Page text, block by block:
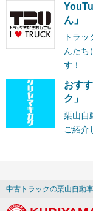
ん」
トラ
んたち
す！
おす
ク」
栗山自
ご紹介
中古トラックの栗山自動